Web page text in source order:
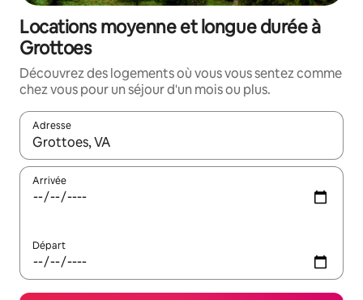
Locations moyenne et longue durée à
Grottoes
Découvrez des logements où vous vous sentez comme
chez vous pour un séjour d'un mois ou plus.
Adresse
Lorsque les résultats s'affichent, utilisez les flèches vers le
Arrivée
Départ